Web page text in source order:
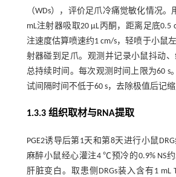
（WDs），评价足爪冷痛觉敏化情况。
mL注射器吸取20 µL丙酮，距离足底0.5
注速度估算喷速约1 cm/s，轻喷于小鼠
射器碰到足爪。观测并记录小鼠抖动
总持续时间。每次观测时间上限为60 s
试间隔时间不低于60 s，去除极值后记缩
1.3.3 组织取材与RNA提取
PGE2诱导后第1天和第8天进行小鼠
麻醉小鼠经心灌注4 ℃预冷的0.9% NS
肝脏变白。取患侧DRGs装入含有1 mL